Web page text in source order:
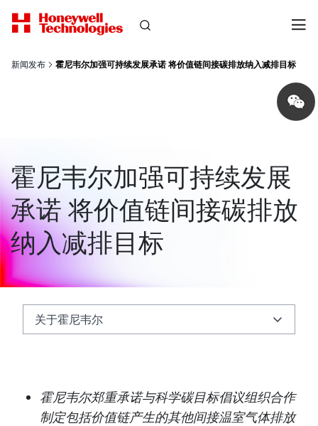
新闻发布 霍尼韦尔加强可持续发展承诺 将价值链间接碳排放纳入减排目标
Share
on
wechat
霍尼韦尔加强可持续发展
承诺 将价值链间接碳排放
纳入减排目标
关于霍尼韦尔
霍尼韦尔郑重承诺与科学碳目标倡议组织合作
制定包括价值链产生的其他间接温室气体排放